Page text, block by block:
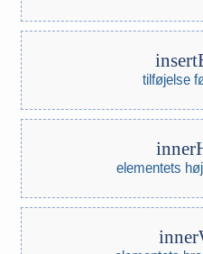
tilføjelse
elementets